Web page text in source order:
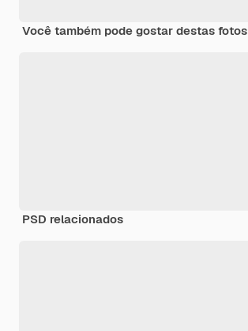
Você também pode gostar destas fotos
PSD relacionados